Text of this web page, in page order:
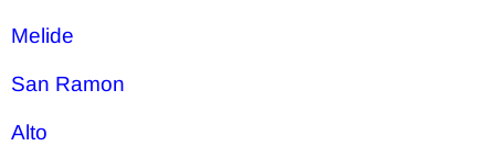
Melide
San Ramon
Alto